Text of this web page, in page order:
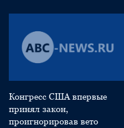
Конгресс США впервые
принял закон,
проигнорировав вето